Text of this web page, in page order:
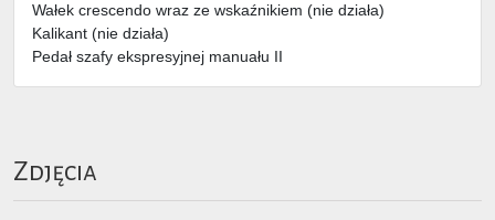
Wałek crescendo wraz ze wskaźnikiem (nie działa)
Kalikant (nie działa)
Pedał szafy ekspresyjnej manuału II
Zdjęcia